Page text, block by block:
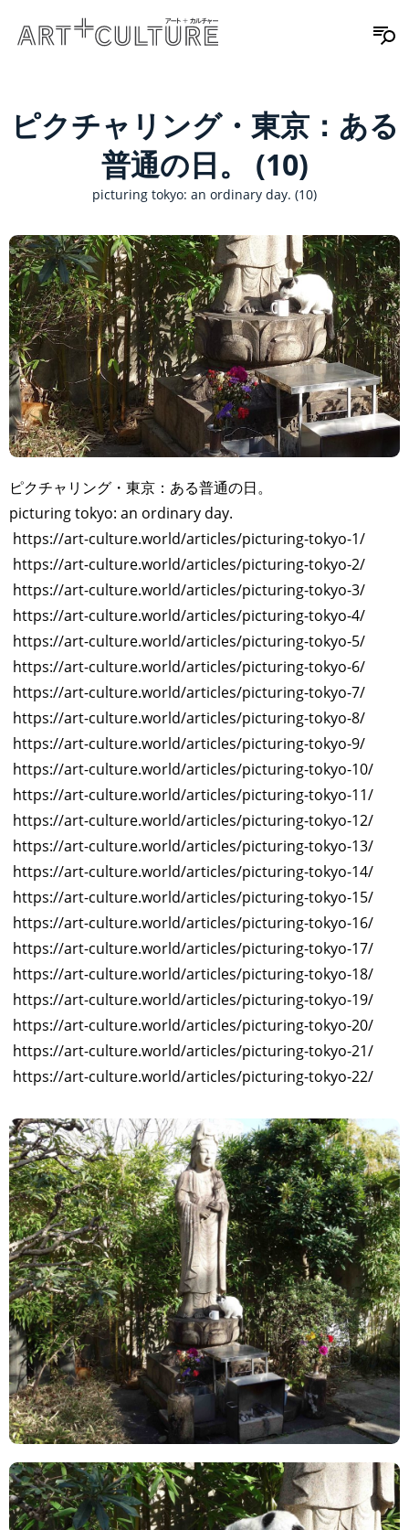
ピクチャリング・東京：ある
普通の日。 (10)
picturing tokyo: an ordinary day. (10)
ピクチャリング・東京：ある普通の日。
picturing tokyo: an ordinary day.
https://art-culture.world/articles/picturing-tokyo-1/
https://art-culture.world/articles/picturing-tokyo-2/
https://art-culture.world/articles/picturing-tokyo-3/
https://art-culture.world/articles/picturing-tokyo-4/
https://art-culture.world/articles/picturing-tokyo-5/
https://art-culture.world/articles/picturing-tokyo-6/
https://art-culture.world/articles/picturing-tokyo-7/
https://art-culture.world/articles/picturing-tokyo-8/
https://art-culture.world/articles/picturing-tokyo-9/
https://art-culture.world/articles/picturing-tokyo-10/
https://art-culture.world/articles/picturing-tokyo-11/
https://art-culture.world/articles/picturing-tokyo-12/
https://art-culture.world/articles/picturing-tokyo-13/
https://art-culture.world/articles/picturing-tokyo-14/
https://art-culture.world/articles/picturing-tokyo-15/
https://art-culture.world/articles/picturing-tokyo-16/
https://art-culture.world/articles/picturing-tokyo-17/
https://art-culture.world/articles/picturing-tokyo-18/
https://art-culture.world/articles/picturing-tokyo-19/
https://art-culture.world/articles/picturing-tokyo-20/
https://art-culture.world/articles/picturing-tokyo-21/
https://art-culture.world/articles/picturing-tokyo-22/